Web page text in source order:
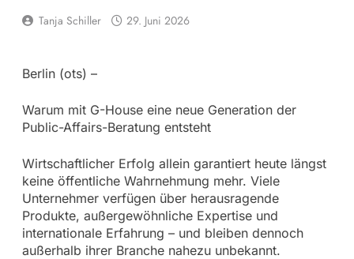
Tanja Schiller 29. Juni 2026
Berlin (ots) –
Warum mit G-House eine neue Generation der
Public-Affairs-Beratung entsteht
Wirtschaftlicher Erfolg allein garantiert heute längst
keine öffentliche Wahrnehmung mehr. Viele
Unternehmer verfügen über herausragende
Produkte, außergewöhnliche Expertise und
internationale Erfahrung – und bleiben dennoch
außerhalb ihrer Branche nahezu unbekannt.